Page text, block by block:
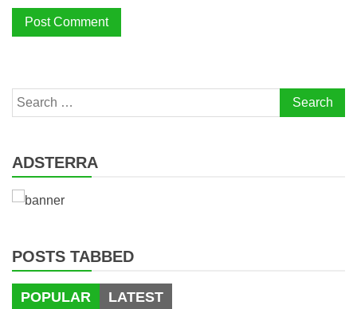
Search
for:
ADSTERRA
POSTS TABBED
POPULAR LATEST